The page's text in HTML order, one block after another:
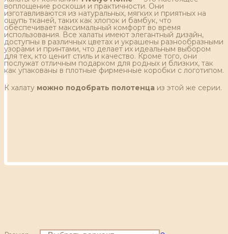
воплощение роскоши и практичности. Они
изготавливаются из натуральных, мягких и приятных на
ощупь тканей, таких как хлопок и бамбук, что
обеспечивает максимальный комфорт во время
использования. Все халаты имеют элегантный дизайн,
доступны в различных цветах и украшены разнообразными
узорами и принтами, что делает их идеальным выбором
для тех, кто ценит стиль и качество. Кроме того, они
послужат отличным подарком для родных и близких, так
как упакованы в плотные фирменные коробки с логотипом.
К халату можно подобрать полотенца из этой же серии.